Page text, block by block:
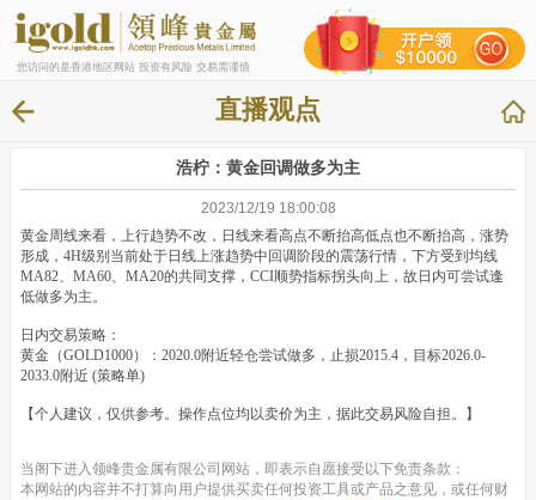
您访问的是香港地区网站 投资有风险 交易需谨慎
直播观点
浩柠：黄金回调做多为主
2023/12/19 18:00:08
黄金周线来看，上行趋势不改，日线来看高点不断抬高低点也不断抬高，涨势
形成，4H级别当前处于日线上涨趋势中回调阶段的震荡行情，下方受到均线
MA82、MA60、MA20的共同支撑，CCI顺势指标拐头向上，故日内可尝试逢
低做多为主。
日内交易策略：
黄金（GOLD1000）：2020.0附近轻仓尝试做多，止损2015.4，目标2026.0-
2033.0附近 (策略单)
【个人建议，仅供参考。操作点位均以卖价为主，据此交易风险自担。】
当阁下进入领峰贵金属有限公司网站，即表示自愿接受以下免责条款：
本网站的内容并不打算向用户提供买卖任何投资工具或产品之意见，或任何财